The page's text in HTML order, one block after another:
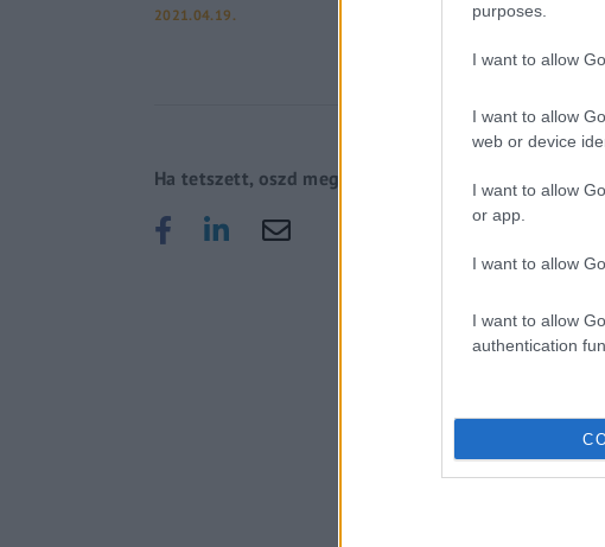
purposes.
I want to allow
I want to allow
web or device
I want to allow
or app.
I want to allow
I want to allow
authentication
2021.04.19.
Ha tetszett, oszd meg!